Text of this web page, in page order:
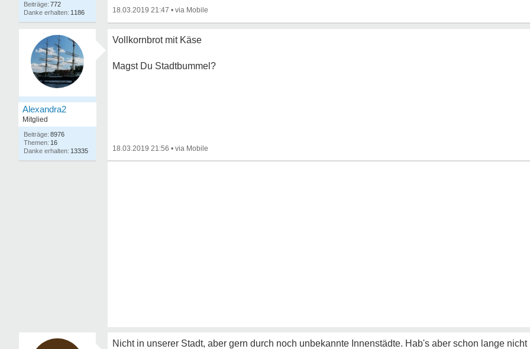
772
1186
18.03.2019 21:47 •
Alexandra2
Mitglied
8976
16
13335
Vollkornbrot mit Käse
Magst Du Stadtbummel?
18.03.2019 21:56 •
Nicht in unserer Stadt, aber gern durch noch unbekannte Innenstädte. Hab's aber schon lange nicht